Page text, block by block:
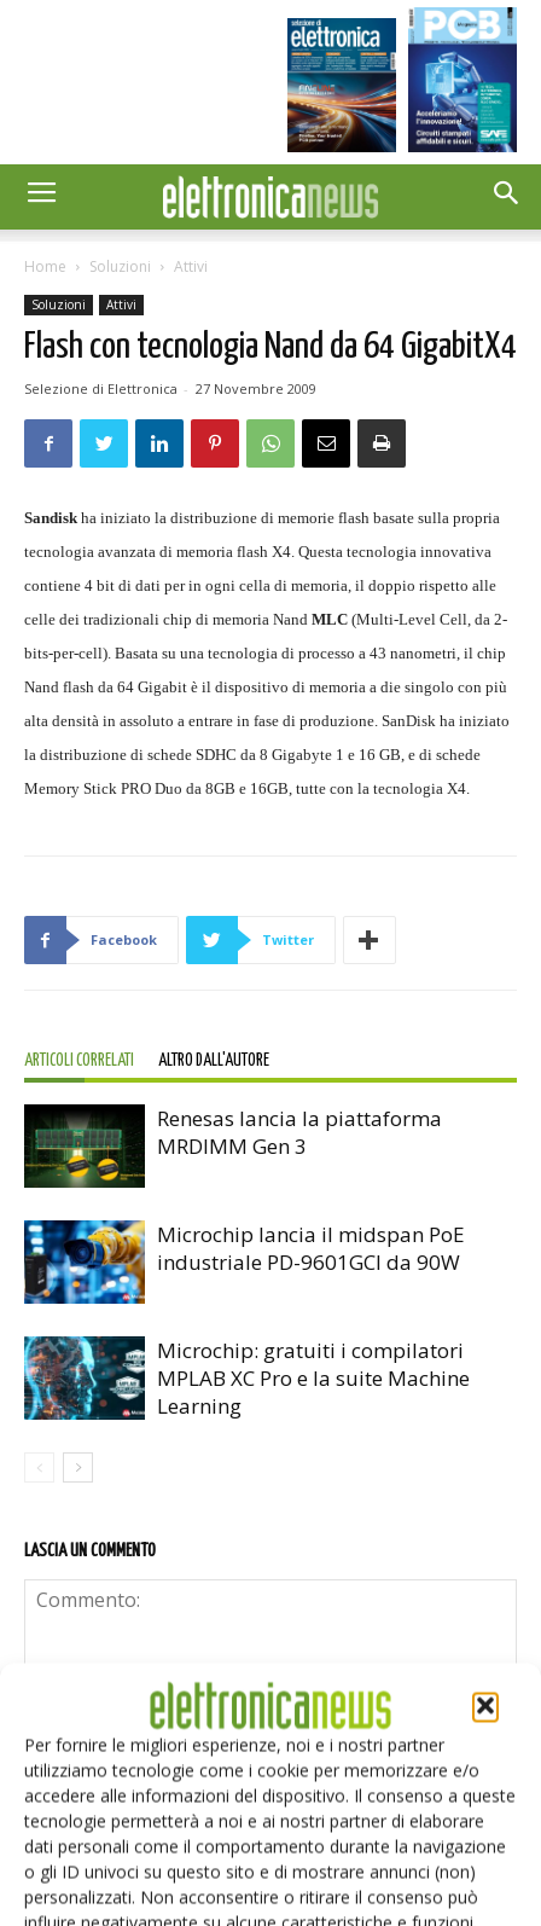
Per fornire le migliori esperienze, noi e i nostri partner
utilizziamo tecnologie come i cookie per memorizzare e/o
accedere alle informazioni del dispositivo. Il consenso a queste
tecnologie permetterà a noi e ai nostri partner di elaborare
dati personali come il comportamento durante la navigazione
o gli ID univoci su questo sito e di mostrare annunci (non)
personalizzati. Non acconsentire o ritirare il consenso può
Home Soluzioni Attivi
Soluzioni Attivi
Flash con tecnologia Nand da 64 GigabitX4
Selezione di Elettronica - 27 Novembre 2009
Sandisk ha iniziato la distribuzione di memorie flash basate sulla propria
tecnologia avanzata di memoria flash X4. Questa tecnologia innovativa
contiene 4 bit di dati per in ogni cella di memoria, il doppio rispetto alle
celle dei tradizionali chip di memoria Nand MLC (Multi-Level Cell, da 2-
bits-per-cell). Basata su una tecnologia di processo a 43 nanometri, il chip
Nand flash da 64 Gigabit è il dispositivo di memoria a die singolo con più
alta densità in assoluto a entrare in fase di produzione. SanDisk ha iniziato
la distribuzione di schede SDHC da 8 Gigabyte 1 e 16 GB, e di schede
Memory Stick PRO Duo da 8GB e 16GB, tutte con la tecnologia X4.
Facebook Twitter
ARTICOLI CORRELATI ALTRO DALL'AUTORE
Renesas lancia la piattaforma
MRDIMM Gen 3
Microchip lancia il midspan PoE
industriale PD-9601GCI da 90W
Microchip: gratuiti i compilatori
MPLAB XC Pro e la suite Machine
Learning
LASCIA UN COMMENTO